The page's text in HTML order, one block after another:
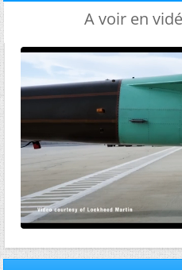
A voir en